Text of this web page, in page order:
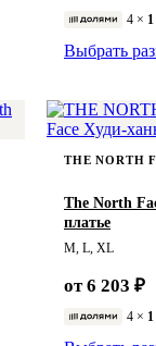
4 ×
Выбрать
THE NORTH
The North
платье
M, L, XL
от 6 203 ₽
4 ×